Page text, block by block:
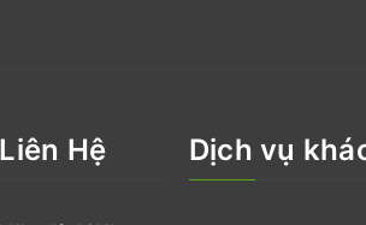
Hệ Dịch vụ